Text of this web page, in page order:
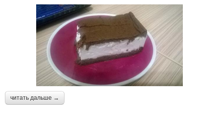
читать дальше →